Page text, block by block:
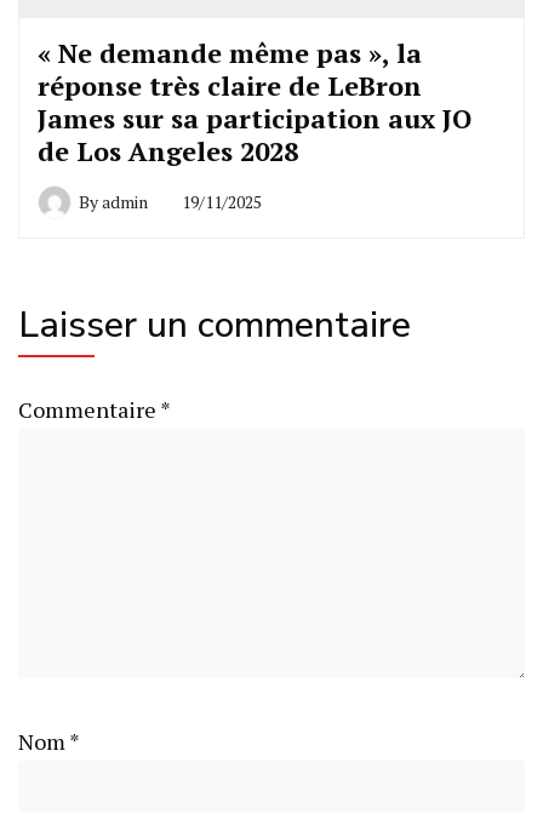
« Ne demande même pas », la
réponse très claire de LeBron
James sur sa participation aux JO
de Los Angeles 2028
Byadmin 19/11/2025
Laisser un commentaire
Commentaire *
Nom *